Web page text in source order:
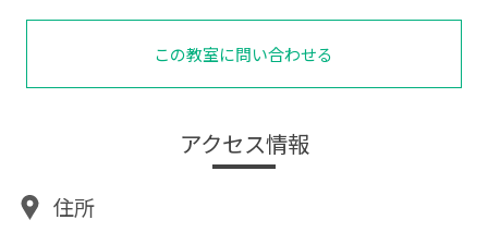
この教室に問い合わせる
アクセス情報
住所